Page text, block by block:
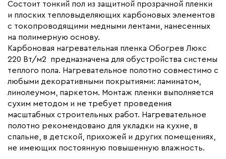
Макс. ток нагрузки (А) 2.5
Ширина (мм) 500
Толщина (мм)
Длина установочного провода, м
Страна производства
Гарантия (год)
Срок службы(год) 15
Вес (кг)
Коллекция
Комплекты Обогрев Люкс
50PL
Состоит тонкий пол из защитной прозрачной пленки
и плоских тепловыделяющих карбоновых элементов
с токопроводящими медными лентами, нанесенных
на полимерную основу.
Карбоновая нагревательная пленка Обогрев Люкс
220 Вт/м2 предназначена для обустройства системы
теплого пола. Нагревательное полотно совместимо с
любыми декоративными покрытиями: ламинатом,
линолеумом, паркетом. Монтаж пленки выполняется
сухим методом и не требует проведения
масштабных строительных работ. Нагревательное
полотно рекомендовано для укладки на кухне, в
спальне, в детской, прихожей и других помещениях,
не имеющих постоянную повышенную влажность.